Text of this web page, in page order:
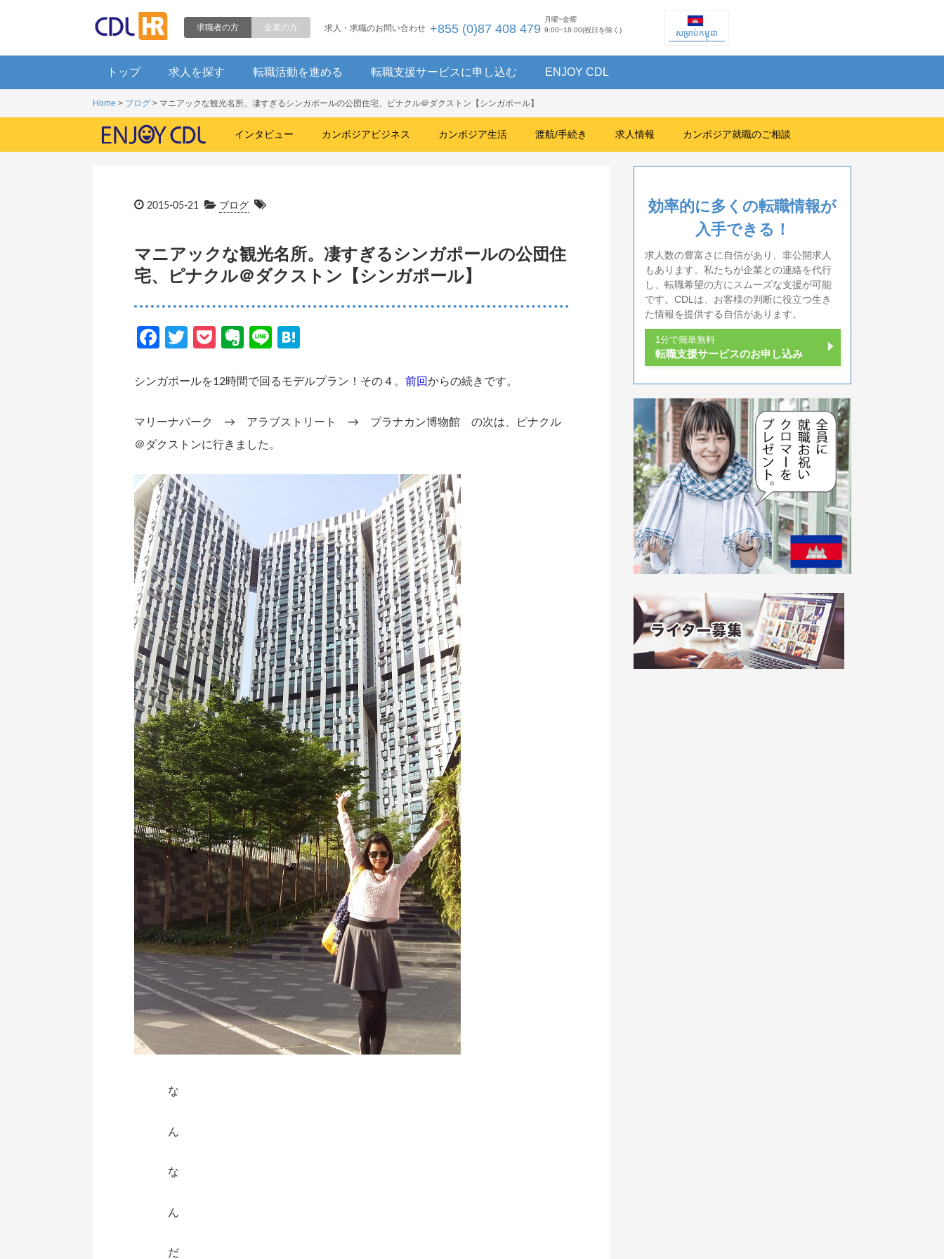
求人・求職のお問い合わせ +855 (0)87 408 479
月曜~金曜
9:00~18:00(祝日を除く)
សម្រាប់កម្ពុជា
求職者の方 企業の方
トップ 求人を探す 転職活動を進める 転職支援サービスに申し込む ENJOY CDL
Home > ブログ > マニアックな観光名所。凄すぎるシンガポールの公団住宅、ピナクル＠ダクストン【シンガポール】
インタビュー カンボジアビジネス カンボジア生活 渡航/手続き 求人情報 カンボジア就職のご相談
2015-05-21 ブログ
マニアックな観光名所。凄すぎるシンガポールの公団住
宅、ピナクル＠ダクストン【シンガポール】
Facebook
Twitter
PocketEvernote
Line
シンガポールを12時間で回るモデルプラン！その４。 前回からの続きです。
マリーナパーク → アラブストリート → プラナカン博物館 の次は、ピナクル
＠ダクストンに行きました。
な
ん
な
ん
だ
効率的に多くの転職情報が
入手できる！
求人数の豊富さに自信があり、非公開求人
もあります。私たちが企業との連絡を代行
し、転職希望の方にスムーズな支援が可能
です。CDLは、お客様の判断に役立つ生き
た情報を提供する自信があります。
1分で簡単無料
転職支援サービスのお申し込み